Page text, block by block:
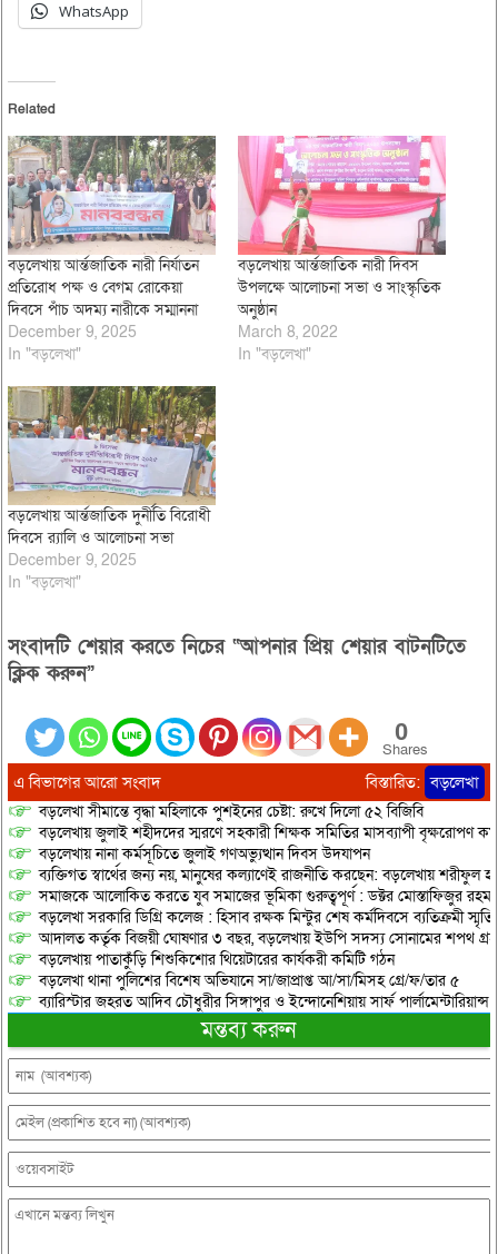
WhatsApp
Related
বড়লেখায় আর্ন্তজাতিক নারী নির্যাতন
প্রতিরোধ পক্ষ ও বেগম রোকেয়া
দিবসে পাঁচ অদম্য নারীকে সম্মাননা
December 9, 2025
In "বড়লেখা"
বড়লেখায় আর্ন্তজাতিক নারী দিবস
উপলক্ষে আলোচনা সভা ও সাংস্কৃতিক
অনুষ্ঠান
March 8, 2022
In "বড়লেখা"
বড়লেখায় আর্ন্তজাতিক দুর্নীতি বিরোধী
দিবসে র‌্যালি ও আলোচনা সভা
December 9, 2025
In "বড়লেখা"
সংবাদটি শেয়ার করতে নিচের “আপনার প্রিয় শেয়ার বাটনটিতে
ক্লিক করুন”
0
Shares
এ বিভাগের আরো সংবাদ বিস্তারিত: বড়লেখা
বড়লেখা সীমান্তে বৃদ্ধা মহিলাকে পুশইনের চেষ্টা: রুখে দিলো ৫২ বিজিবি
বড়লেখায় জুলাই শহীদদের স্মরণে সহকারী শিক্ষক সমিতির মাসব্যাপী বৃক্ষরোপণ
বড়লেখায় নানা কর্মসূচিতে জুলাই গণঅভ্যুত্থান দিবস উদযাপন
ব্যক্তিগত স্বার্থের জন্য নয়, মানুষের কল্যাণেই রাজনীতি করছেন: বড়লেখায় শরীফুল
সমাজকে আলোকিত করতে যুব সমাজের ভূমিকা গুরুত্বপূর্ণ : ডক্টর মোস্তাফিজুর
বড়লেখা সরকারি ডিগ্রি কলেজ : হিসাব রক্ষক মিন্টুর শেষ কর্মদিবসে ব্যতিক্রমী
আদালত কর্তৃক বিজয়ী ঘোষণার ৩ বছর, বড়লেখায় ইউপি সদস্য সোনামের শপথ
বড়লেখায় পাতাকুঁড়ি শিশুকিশোর থিয়েটারের কার্যকরী কমিটি গঠন
বড়লেখা থানা পুলিশের বিশেষ অভিযানে সা/জাপ্রাপ্ত আ/সা/মিসহ গ্রে/ফ/তার ৫
ব্যারিস্টার জহরত আদিব চৌধুরীর সিঙ্গাপুর ও ইন্দোনেশিয়ায় সার্ফ পার্লামেন্টারিয়ান্স
মন্তব্য করুন